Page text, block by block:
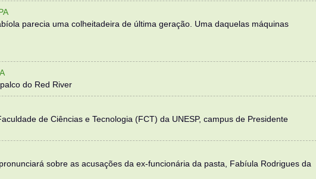
parecia uma colheitadeira de última geração. Uma daquelas máquinas
do Red River
de Ciências e Tecnologia (FCT) da UNESP, campus de Presidente
sobre as acusações da ex-funcionária da pasta, Fabíula Rodrigues da